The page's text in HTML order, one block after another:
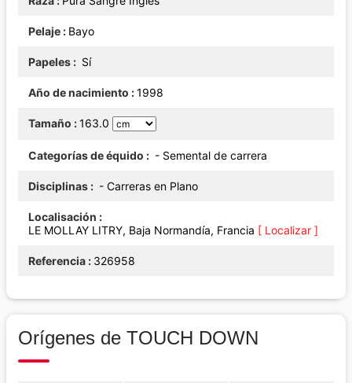
Pelaje Bayo
Papeles Sí
Año de nacimiento 1998
Tamaño 163.0
Categorías de équido - Semental de carrera
Disciplinas - Carreras en Plano
Localisación
LE MOLLAY LITRY, Baja Normandía, Francia [ Localizar ]
Referencia 326958
Orígenes de TOUCH DOWN